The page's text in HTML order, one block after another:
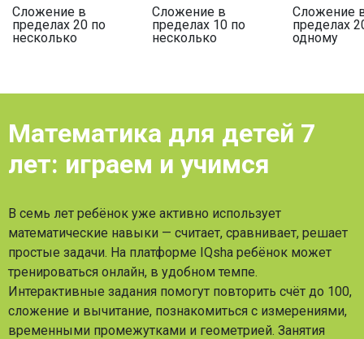
Сложение в
пределах 20 по
несколько
Сложение в
пределах 10 по
несколько
Сложение
пределах
одному
Математика для детей 7
лет: играем и учимся
В семь лет ребёнок уже активно использует
математические навыки — считает, сравнивает, решает
простые задачи. На платформе IQsha ребёнок может
тренироваться онлайн, в удобном темпе.
Интерактивные задания помогут повторить счёт до 100,
сложение и вычитание, познакомиться с измерениями,
временными промежутками и геометрией. Занятия